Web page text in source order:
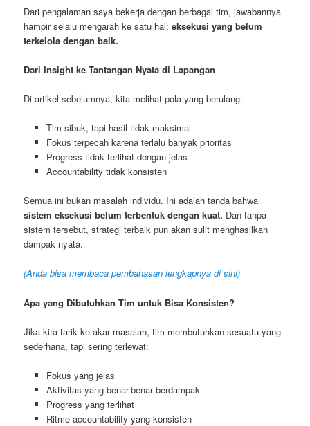
Dari pengalaman saya bekerja dengan berbagai tim, jawabannya
hampir selalu mengarah ke satu hal:eksekusi yang belum
terkelola dengan baik.
Dari Insight ke Tantangan Nyata di Lapangan
Di artikel sebelumnya, kita melihat pola yang berulang:
Tim sibuk, tapi hasil tidak maksimal
Fokus terpecah karena terlalu banyak prioritas
Progress tidak terlihat dengan jelas
Accountability tidak konsisten
Semua ini bukan masalah individu. Ini adalah tanda bahwa
sistem eksekusi belum terbentuk dengan kuat. Dan tanpa
sistem tersebut, strategi terbaik pun akan sulit menghasilkan
dampak nyata.
(Anda bisa membaca pembahasan lengkapnya di sini)
Apa yang Dibutuhkan Tim untuk Bisa Konsisten?
Jika kita tarik ke akar masalah, tim membutuhkan sesuatu yang
sederhana, tapi sering terlewat:
Fokus yang jelas
Aktivitas yang benar-benar berdampak
Progress yang terlihat
Ritme accountability yang konsisten